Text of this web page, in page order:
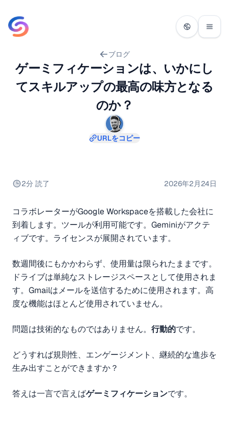
ブログ
ゲーミフィケーションは、いかにし
てスキルアップの最高の味方となる
のか？
URLをコピー
2分 読了 2026年2月24日
コラボレーターがGoogle Workspaceを搭載した会社に
到着します。ツールが利用可能です。Geminiがアクテ
ィブです。ライセンスが展開されています。
数週間後にもかかわらず、使用量は限られたままです。
ドライブは単純なストレージスペースとして使用されま
す。Gmailはメールを送信するために使用されます。高
度な機能はほとんど使用されていません。
問題は技術的なものではありません。 行動的です。
どうすれば規則性、エンゲージメント、継続的な進歩を
生み出すことができますか？
答えは一言で言えばゲーミフィケーションです。